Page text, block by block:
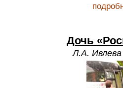
Дочь
Л.А. Ивлева